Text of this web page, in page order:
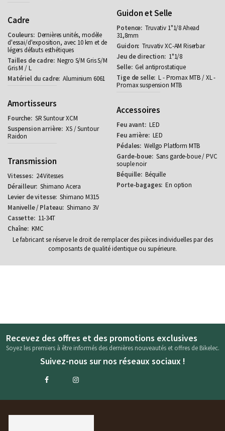
Cadre
Dernières unités, modèle
d'essai/d'exposition, avec 10 km et de
légers défauts esthétiques
Negro S/M Gris S/M
Gris M / L
Aluminium 6061
Amortisseurs
SR Suntour XCM
XS / Suntour
Raidon
Transmission
24 Vitesses
Shimano Acera
Shimano M315
Shimano 3V
11-34T
KMC
Guidon et Selle
Truvativ 1"1/8 Ahead
31,8mm
Truvativ XC-AM Riserbar
1"1/8
Gel antiprostatique
L - Promax MTB / XL -
Promax suspension MTB
Accessoires
LED
LED
Wellgo Platform MTB
Sans garde-boue / PVC
souple noir
Béquille
En option
Le fabricant se réserve le droit de remplacer des pièces individuelles par des
composants de qualité identique ou supérieure.
Recevez des offres et des promotions exclusives
Soyez les premiers à être informés des dernières nouveautés et offres de Bikelec.
Suivez-nous sur nos réseaux sociaux !